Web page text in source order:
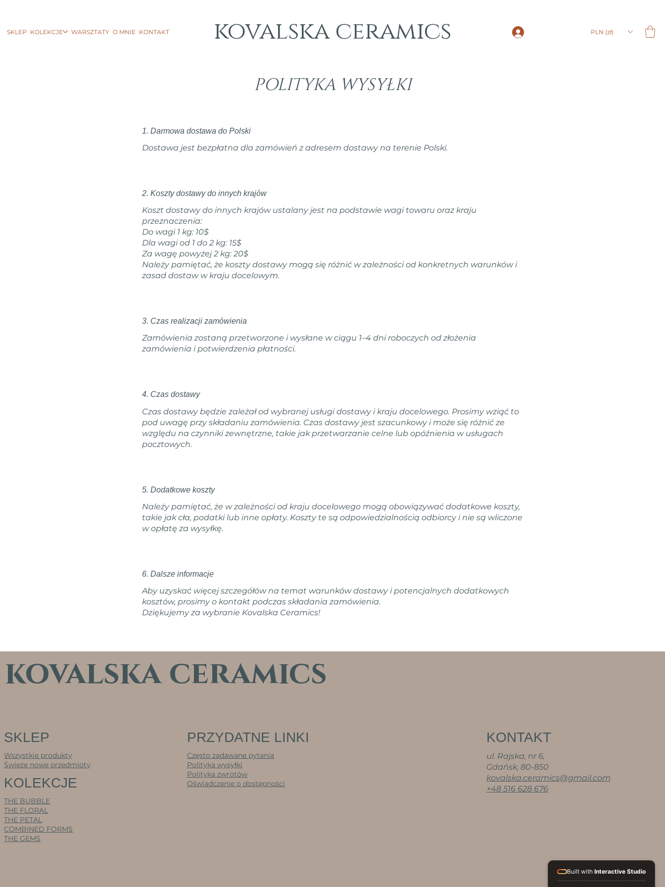
kovalska ceramics
SKLEP KOLEKCJE WARSZTATY O MNIE KONTAKT PLN (zł)
POLITYKA WYSYŁKI
1. Darmowa dostawa do Polski
Dostawa jest bezpłatna dla zamówień z adresem dostawy na terenie Polski.
2. Koszty dostawy do innych krajów
Koszt dostawy do innych krajów ustalany jest na podstawie wagi towaru oraz kraju
przeznaczenia:
Do wagi 1 kg: 10$
Dla wagi od 1 do 2 kg: 15$
Za wagę powyżej 2 kg: 20$
Należy pamiętać, że koszty dostawy mogą się różnić w zależności od konkretnych warunków i
zasad dostaw w kraju docelowym.
3. Czas realizacji zamówienia
Zamówienia zostaną przetworzone i wysłane w ciągu 1–4 dni roboczych od złożenia
zamówienia i potwierdzenia płatności.
4. Czas dostawy
Czas dostawy będzie zależał od wybranej usługi dostawy i kraju docelowego. Prosimy wziąć to
pod uwagę przy składaniu zamówienia. Czas dostawy jest szacunkowy i może się różnić ze
względu na czynniki zewnętrzne, takie jak przetwarzanie celne lub opóźnienia w usługach
pocztowych.
5. Dodatkowe koszty
Należy pamiętać, że w zależności od kraju docelowego mogą obowiązywać dodatkowe koszty,
takie jak cła, podatki lub inne opłaty. Koszty te są odpowiedzialnością odbiorcy i nie są wliczone
w opłatę za wysyłkę.
6. Dalsze informacje
Aby uzyskać więcej szczegółów na temat warunków dostawy i potencjalnych dodatkowych
kosztów, prosimy o kontakt podczas składania zamówienia.
Dziękujemy za wybranie Kovalska Ceramics!
kovalska ceramics
SKLEP
Wszystkie produkty
Świeże nowe przedmioty
KOLEKCJE
THE BUBBLE
THE FLORAL
THE PETAL
COMBINED FORMS
THE GEMS
PRZYDATNE LINKI
Często zadawane pytania
Polityka wysyłki
Polityka zwrotów
Oświadczenie o dostępności
KONTAKT
ul. Rajska, nr 6,
Gdańsk, 80-850
kovalska.ceramics@gmail.com
+48 516 628 676
Built with Interactive Studio